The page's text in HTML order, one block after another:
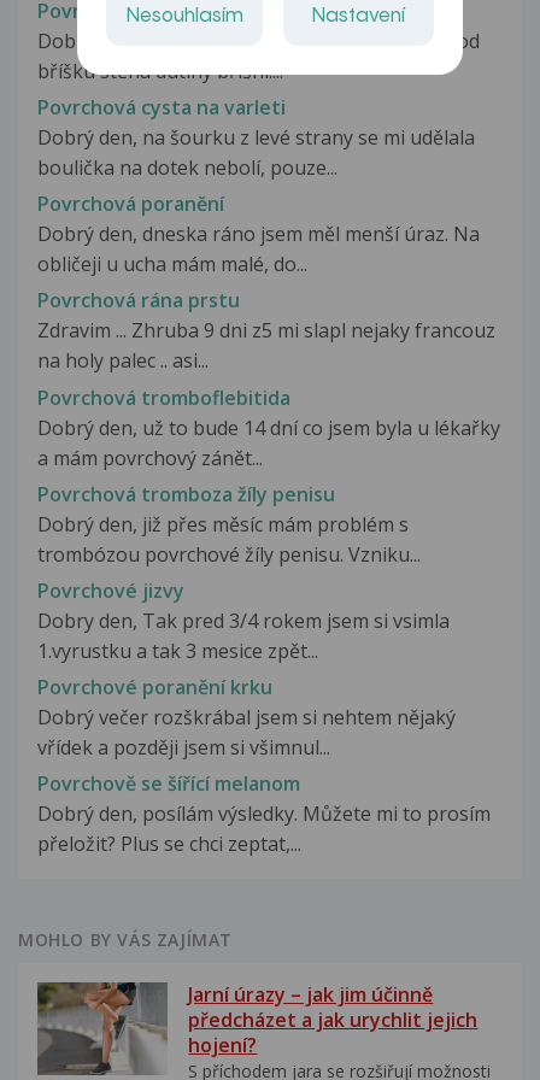
Povrchová bolest břicha
Dobrý večer pane doktore, bolí mě v pravém pod
bříšku stěna dutiny břišní....
Povrchová cysta na varleti
Dobrý den, na šourku z levé strany se mi udělala
boulička na dotek nebolí, pouze...
Povrchová poranění
Dobrý den, dneska ráno jsem měl menší úraz. Na
obličeji u ucha mám malé, do...
Povrchová rána prstu
Zdravim ... Zhruba 9 dni z5 mi slapl nejaky francouz
na holy palec .. asi...
Povrchová tromboflebitida
Dobrý den, už to bude 14 dní co jsem byla u lékařky
a mám povrchový zánět...
Povrchová tromboza žíly penisu
Dobrý den, již přes měsíc mám problém s
trombózou povrchové žíly penisu. Vzniku...
Povrchové jizvy
Dobry den, Tak pred 3/4 rokem jsem si vsimla
1.vyrustku a tak 3 mesice zpět...
Povrchové poranění krku
Dobrý večer rozškrábal jsem si nehtem nějaký
vřídek a později jsem si všimnul...
Povrchově se šířící melanom
Dobrý den, posílám výsledky. Můžete mi to prosím
přeložit? Plus se chci zeptat,...
MOHLO BY VÁS ZAJÍMAT
Jarní úrazy – jak jim účinně
předcházet a jak urychlit jejich
hojení?
S příchodem jara se rozšiřují možnosti
Nesouhlasím Nastavení